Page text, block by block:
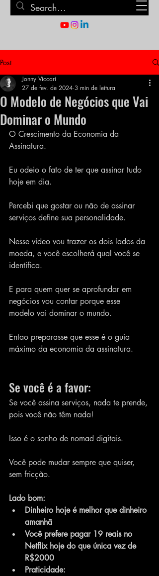
Post
O Modelo de Negócios que Vai
Dominar o Mundo
Jonny Viccari
27 de fev. de 2024 3 min de leitura
O Crescimento da Economia da
Assinatura.
Eu odeio o fato de ter que assinar tudo
hoje em dia.
Percebi que gostar ou não de assinar
serviços define sua personalidade.
Nesse vídeo vou trazer os dois lados da
moeda, e você escolherá qual você se
identifica.
E para quem quer se aprofundar em
negócios vou contar porque esse
modelo vai dominar o mundo.
Entao preparasse que esse é o guia
máximo da economia da assinatura.
Se você é a favor:
Se você assina serviços, nada te prende,
pois você não têm nada!
Isso é o sonho de nomad digitais.
Você pode mudar sempre que quiser,
sem fricção.
Lado bom:
Dinheiro hoje é melhor que dinheiro
amanhã
Você prefere pagar 19 reais no
Netflix hoje do que única vez de
R$2000
Praticidade: